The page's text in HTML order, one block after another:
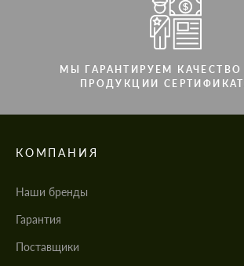
МЫ ГАРАНТИРУЕМ
ПРОДУКЦИИ
КОМПАНИЯ
Наши бренды
Гарантия
Поставщики